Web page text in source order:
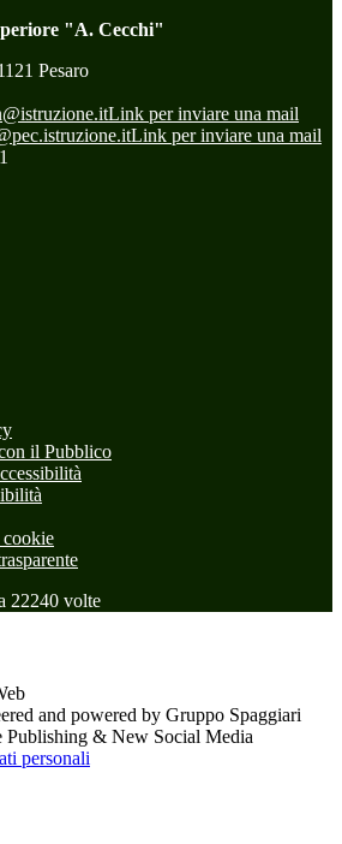
"A. Cecchi"
Pesaro
Link per inviare una mail
Link per inviare una mail
il Pubblico
cookie
22240 volte
and powered by Gruppo Spaggiari
Publishing & New Social Media
personali